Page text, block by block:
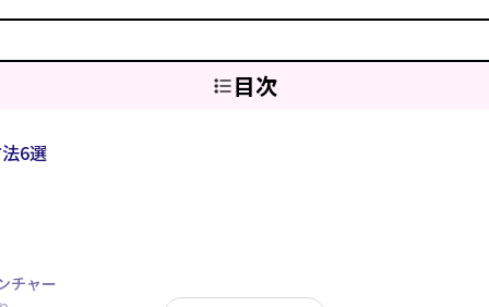
目次
6選
チャー